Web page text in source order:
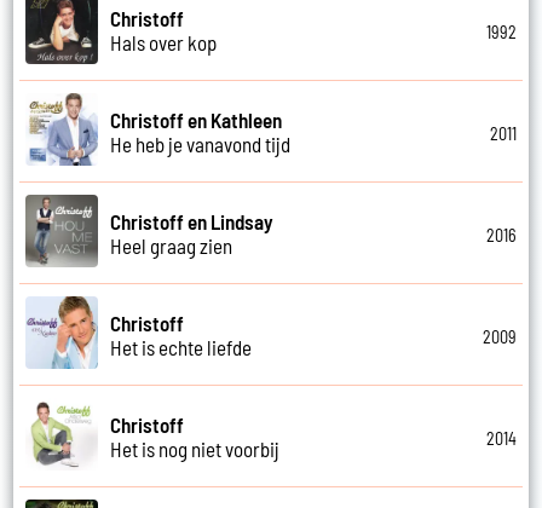
Christoff
Hals over kop
1992
Christoff en Kathleen
He heb je vanavond tijd
2011
Christoff en Lindsay
Heel graag zien
2016
Christoff
Het is echte liefde
2009
Christoff
Het is nog niet voorbij
2014